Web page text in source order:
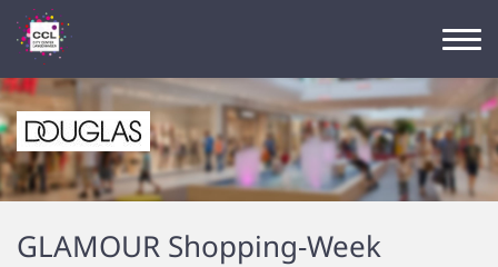
GLAMOUR Shopping-Week